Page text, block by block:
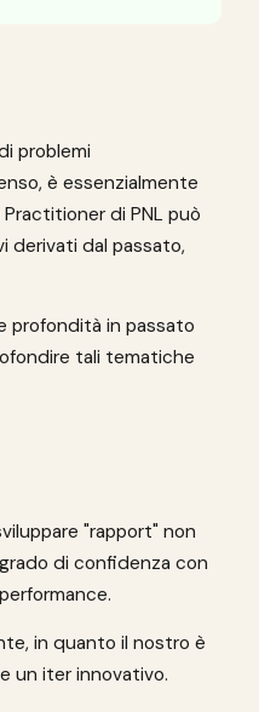
problemi
è essenzialmente
di PNL può
derivati dal passato,
profondità in passato
tali tematiche
"rapport" non
di confidenza con
in quanto il nostro è
un iter innovativo.